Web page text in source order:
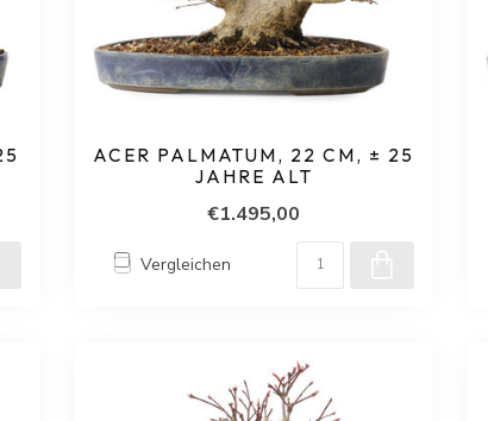
ACER PALMATUM, 22 CM, ± 25
JAHRE ALT
€1.495,00
Vergleichen